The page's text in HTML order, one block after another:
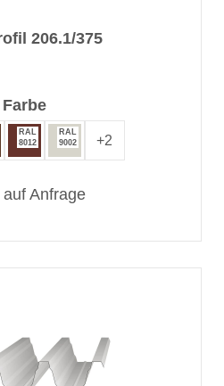
206.1/375
Farbeauswählen
RAL
8012
RAL
9002
+2
auf Anfrage